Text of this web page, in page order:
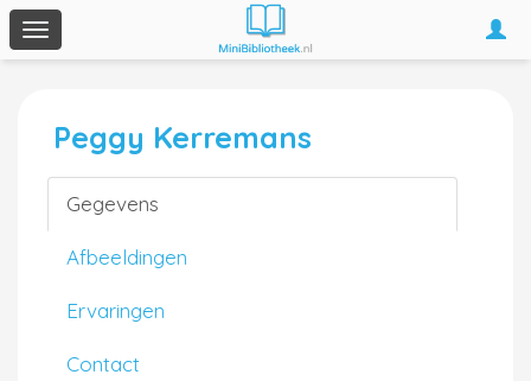
Toggle
navigation
Peggy Kerremans
Gegevens
Afbeeldingen
Ervaringen
Contact